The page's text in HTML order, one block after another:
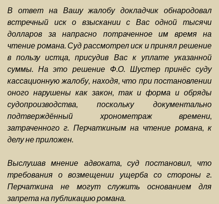
В ответ на Вашу жалобу докладчик обнародовал
встречный иск о взыскании с Вас одной тысячи
долларов за напрасно потраченное им время на
чтение романа. Суд рассмотрел иск и принял решение
в пользу истца, присудив Вас к уплате указанной
суммы. На это решение Ф.О. Шустер принёс суду
кассационную жалобу, находя, что при постановлении
оного нарушены как закон, так и форма и обряды
судопроизводства, поскольку документально
подтверждённый хронометраж времени,
затраченного г. Перчаткиным на чтение романа, к
делу не приложен.
Выслушав мнение адвоката, суд постановил, что
требования о возмещении ущерба со стороны г.
Перчаткина не могут служить основанием для
запрета на публикацию романа.